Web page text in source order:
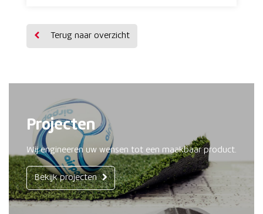
Terug naar overzicht
Projecten
Wij engineeren uw wensen tot een maakbaar product.
Bekijk projecten